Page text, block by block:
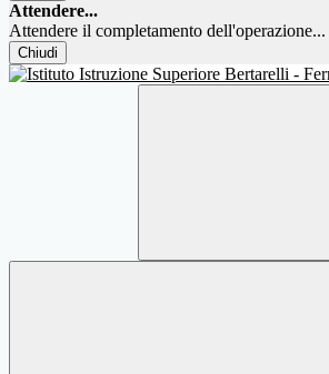
Attendere...
Attendere il completamento dell'operazione...
Chiudi